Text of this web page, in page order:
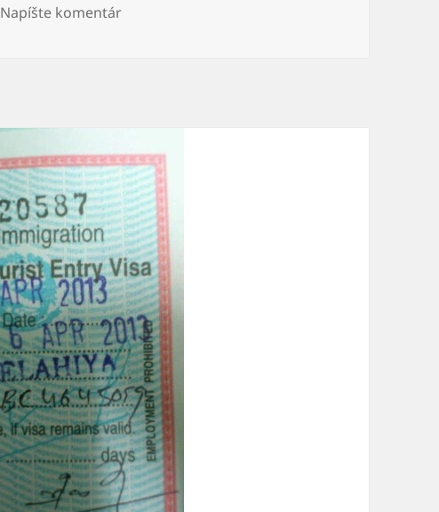
Napíšte komentárk Sumár nákladov Nepál